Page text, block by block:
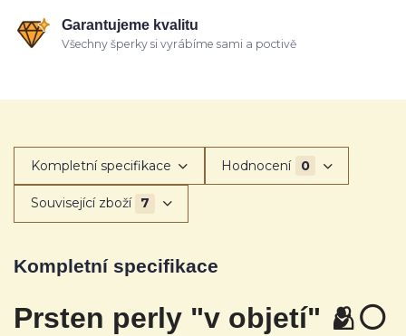
Garantujeme kvalitu
Všechny šperky si vyrábíme sami a poctivě
Kompletní specifikace Hodnocení 0
Související zboží 7
Kompletní specifikace
Prsten perly "v objetí" 🫂⚪